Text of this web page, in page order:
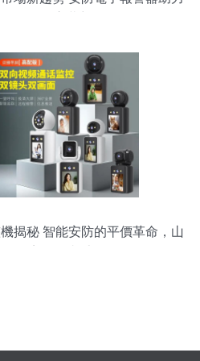
揭秘 智能安防的平價革命，山